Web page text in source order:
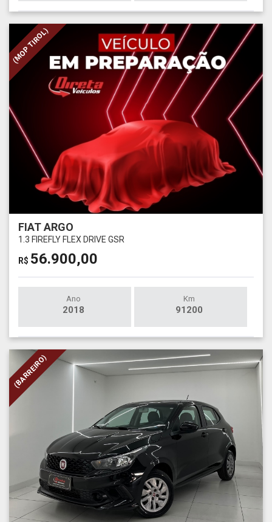
(MOP TIROL)
FIAT ARGO
1.3 FIREFLY FLEX DRIVE GSR
R$ 56.900,00
Ano
2018
Km
91200
(BARREIRO)